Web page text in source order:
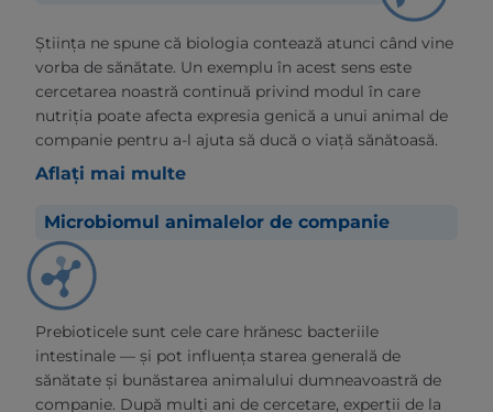
Știința ne spune că biologia contează atunci când vine
vorba de sănătate. Un exemplu în acest sens este
cercetarea noastră continuă privind modul în care
nutriția poate afecta expresia genică a unui animal de
companie pentru a-l ajuta să ducă o viață sănătoasă.
Aflați mai multe
Microbiomul animalelor de companie
Prebioticele sunt cele care hrănesc bacteriile
intestinale — și pot influența starea generală de
sănătate și bunăstarea animalului dumneavoastră de
companie. După mulți ani de cercetare, experții de la